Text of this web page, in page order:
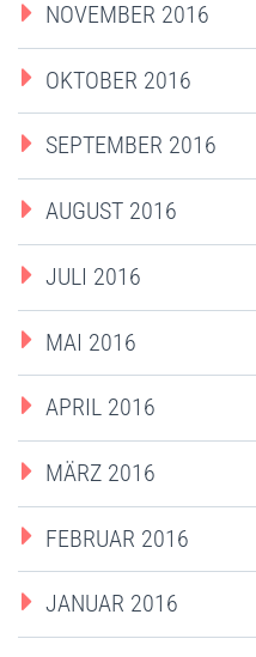
NOVEMBER 2016
OKTOBER 2016
SEPTEMBER 2016
AUGUST 2016
JULI 2016
MAI 2016
APRIL 2016
MÄRZ 2016
FEBRUAR 2016
JANUAR 2016